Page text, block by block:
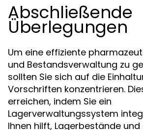
Abschließende
Überlegungen
Um eine effiziente
und Bestandsverwaltung zu
sollten Sie sich auf die
Vorschriften konzentrieren.
erreichen, indem Sie ein
Lagerverwaltungssystem
Ihnen hilft, Lagerbestände